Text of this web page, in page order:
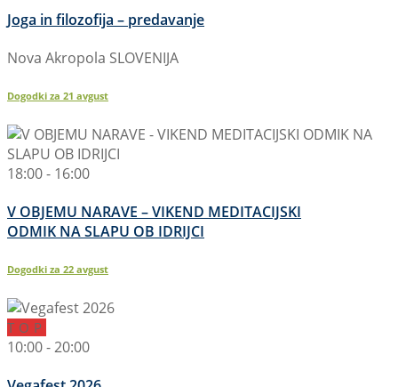
Joga in filozofija – predavanje
Nova Akropola SLOVENIJA
Dogodki za 21 avgust
18:00 - 16:00
V OBJEMU NARAVE – VIKEND MEDITACIJSKI
ODMIK NA SLAPU OB IDRIJCI
Dogodki za 22 avgust
TOP
10:00 - 20:00